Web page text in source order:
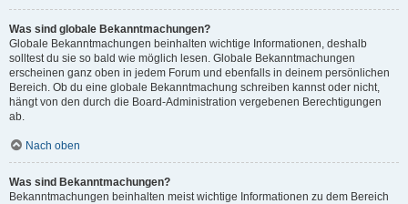
Was sind globale Bekanntmachungen?
Globale Bekanntmachungen beinhalten wichtige Informationen, deshalb
solltest du sie so bald wie möglich lesen. Globale Bekanntmachungen
erscheinen ganz oben in jedem Forum und ebenfalls in deinem persönlichen
Bereich. Ob du eine globale Bekanntmachung schreiben kannst oder nicht,
hängt von den durch die Board-Administration vergebenen Berechtigungen
ab.
Nach oben
Was sind Bekanntmachungen?
Bekanntmachungen beinhalten meist wichtige Informationen zu dem Bereich